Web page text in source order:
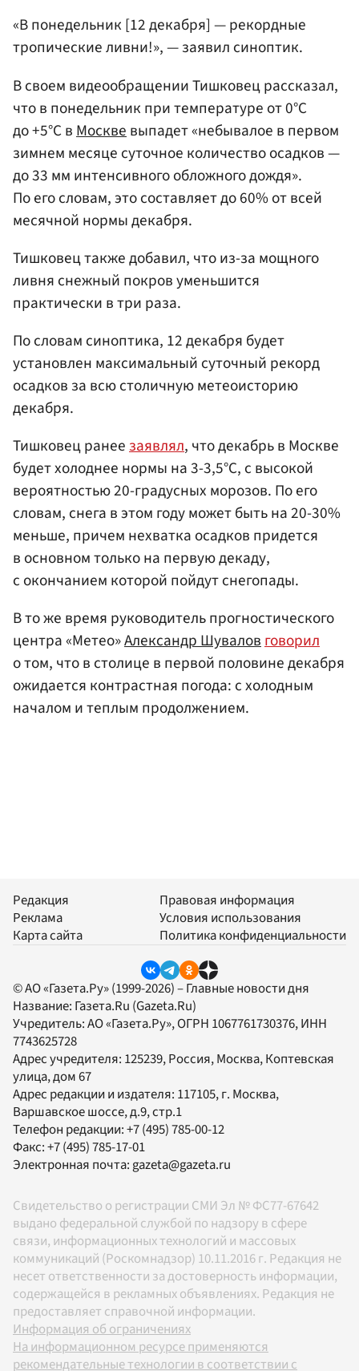
«В понедельник [12 декабря] — рекордные
тропические ливни!», — заявил синоптик.
В своем видеообращении Тишковец рассказал,
что в понедельник при температуре от 0°С
до +5°С в Москве выпадет «небывалое в первом
зимнем месяце суточное количество осадков —
до 33 мм интенсивного обложного дождя».
По его словам, это составляет до 60% от всей
месячной нормы декабря.
Тишковец также добавил, что из-за мощного
ливня снежный покров уменьшится
практически в три раза.
По словам синоптика, 12 декабря будет
установлен максимальный суточный рекорд
осадков за всю столичную метеоисторию
декабря.
Тишковец ранеезаявлял, что декабрь в Москве
будет холоднее нормы на 3-3,5°C, с высокой
вероятностью 20-градусных морозов. По его
словам, снега в этом году может быть на 20-30%
меньше, причем нехватка осадков придется
в основном только на первую декаду,
с окончанием которой пойдут снегопады.
В то же время руководитель прогностического
центра «Метео»Александр Шуваловговорил
о том, что в столице в первой половине декабря
ожидается контрастная погода: с холодным
началом и теплым продолжением.
Редакция
Реклама
Карта сайта
Правовая информация
Условия использования
Политика конфиденциальности
© АО «Газета.Ру» (1999-2026) – Главные новости дня
Название: Газета.Ru (Gazeta.Ru)
Учредитель:АО «Газета.Ру», ОГРН 1067761730376, ИНН
7743625728
Адрес учредителя: 125239, Россия, Москва, Коптевская
улица, дом 67
Адрес редакции и издателя: 117105, г. Москва,
Варшавское шоссе, д.9, стр.1
Телефон редакции:+7 (495) 785-00-12
Факс:+7 (495) 785-17-01
Электронная почта: gazeta@gazeta.ru
Свидетельство о регистрации СМИ Эл № ФС77-67642
выдано федеральной службой по надзору в сфере
связи, информационных технологий и массовых
коммуникаций (Роскомнадзор) 10.11.2016 г. Редакция не
несет ответственности за достоверность информации,
содержащейся в рекламных объявлениях. Редакция не
предоставляет справочной информации.
Информация об ограничениях
На информационном ресурсе применяются
рекомендательные технологии в соответствии с